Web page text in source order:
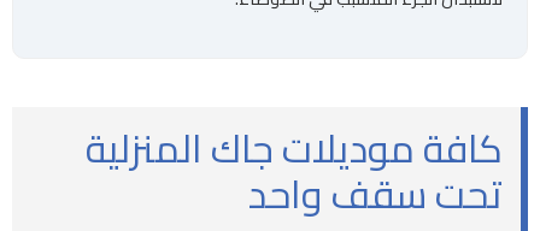
كافة موديلات جاك المنزلية
تحت سقف واحد